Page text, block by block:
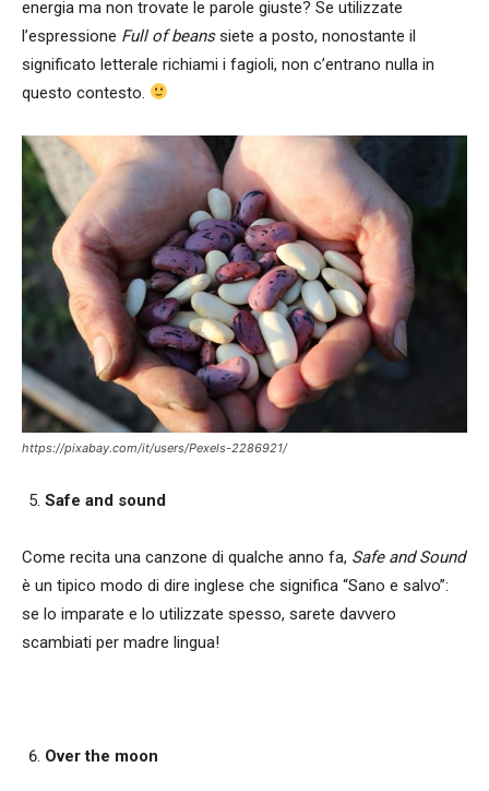
energia ma non trovate le parole giuste? Se utilizzate
l’espressione Full of beanssiete a posto, nonostante il
significato letterale richiami i fagioli, non c’entrano nulla in
questo contesto.
https://pixabay.com/it/users/Pexels-2286921/
Safe and sound
Come recita una canzone di qualche anno fa, Safe and Sound
è un tipico modo di dire inglese che significa “Sano e salvo”:
se lo imparate e lo utilizzate spesso, sarete davvero
scambiati per madre lingua!
Over the moon